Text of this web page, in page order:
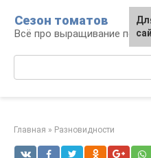
контенту
Сезон томатов
Всё про выращивание
Главная » Разновидности